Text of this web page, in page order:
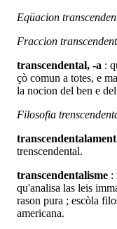
Eqüacion
Fraccion
transcendental, -a :
çò comun a totes, e
la nocion del ben e
Filosofia
trenscendental.
transcendentalisme :
qu'analisa las leis
rason pura ; escòla
americana.